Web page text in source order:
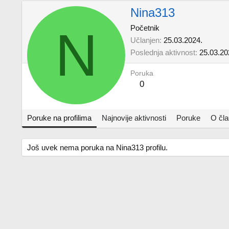
N
Nina313
Početnik
Učlanjen 25.03.2024.
Poslednja aktivnost
Poruka
0
Poruke na profilima Najnovije aktivnosti Poruke O
Još uvek nema poruka na Nina313 profilu.